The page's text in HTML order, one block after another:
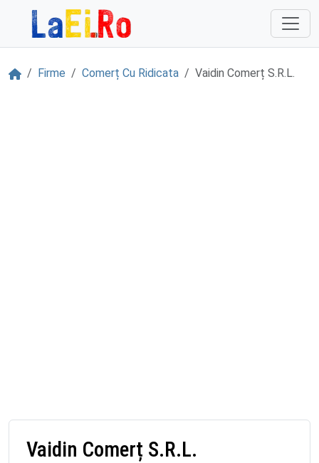
Sari la continut
AcasăFirme Comerț Cu Ridicata Vaidin Comerț S.R.L.
Vaidin Comerț S.R.L.